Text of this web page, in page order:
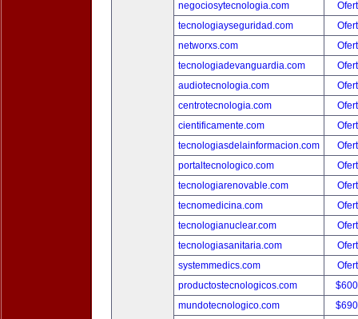
negociosytecnologia.com
tecnologiayseguridad.com
networxs.com
tecnologiadevanguardia.com
audiotecnologia.com
centrotecnologia.com
cientificamente.com
tecnologiasdelainformacion.com
portaltecnologico.com
tecnologiarenovable.com
tecnomedicina.com
tecnologianuclear.com
tecnologiasanitaria.com
systemmedics.com
productostecnologicos.com
mundotecnologico.com